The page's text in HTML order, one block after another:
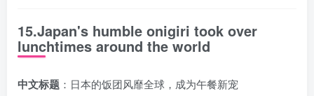
15.Japan's humble onigiri took over
lunchtimes around the world
中文标题 ：日本的饭团风靡全球，成为午餐新宠